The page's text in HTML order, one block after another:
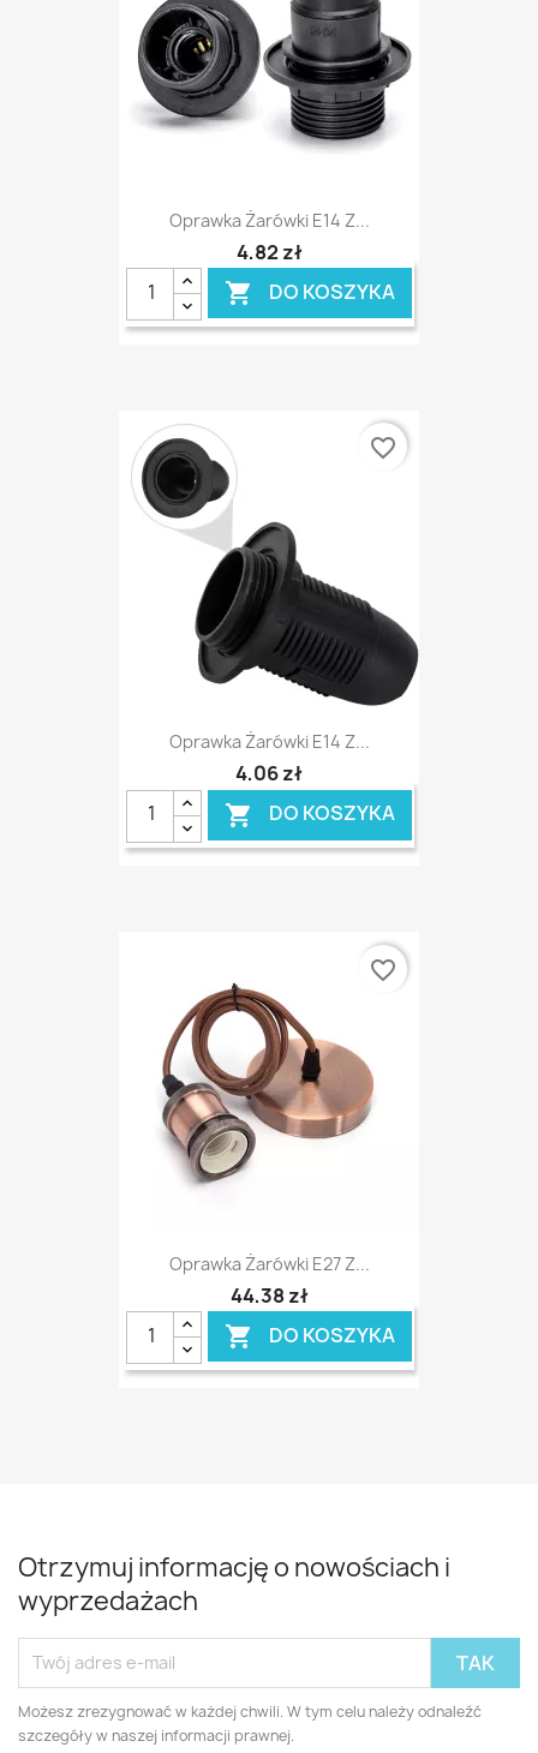
Oprawka Żarówki E14 Z...
4,82 zł
 DO KOSZYKA
Oprawka Żarówki E14 Z...
4,06 zł
 DO KOSZYKA
favorite_border
Oprawka Żarówki E27 Z...
44,38 zł
 DO KOSZYKA
favorite_border
Otrzymuj informację o nowościach i
wyprzedażach
Możesz zrezygnować w każdej chwili. W tym celu należy odnaleźć
szczegóły w naszej informacji prawnej.